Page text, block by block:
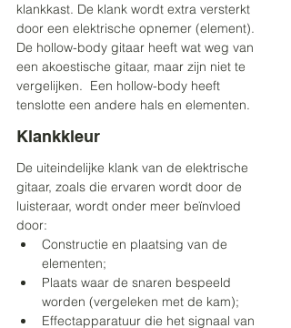
klankkast. De klank wordt extra versterkt
door een elektrische opnemer (element).
De hollow-body gitaar heeft wat weg van
een akoestische gitaar, maar zijn niet te
vergelijken.  Een hollow-body heeft
tenslotte een andere hals en elementen.
Klankkleur
De uiteindelijke klank van de elektrische
gitaar, zoals die ervaren wordt door de
luisteraar, wordt onder meer beïnvloed
door:
Constructie en plaatsing van de
elementen;
Plaats waar de snaren bespeeld
worden (vergeleken met de kam);
Effectapparatuur die het signaal van